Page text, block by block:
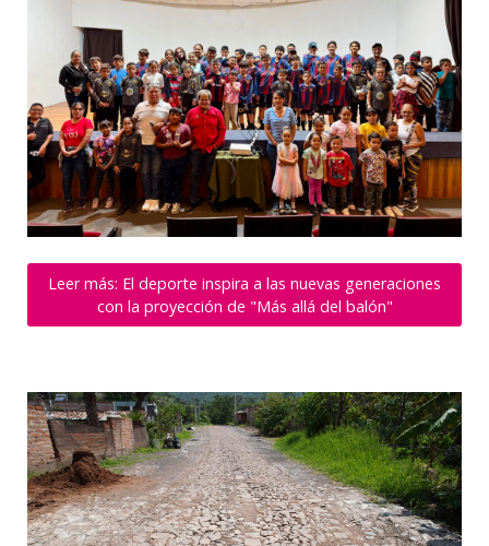
Leer más: El deporte inspira a las nuevas generaciones
con la proyección de "Más allá del balón"